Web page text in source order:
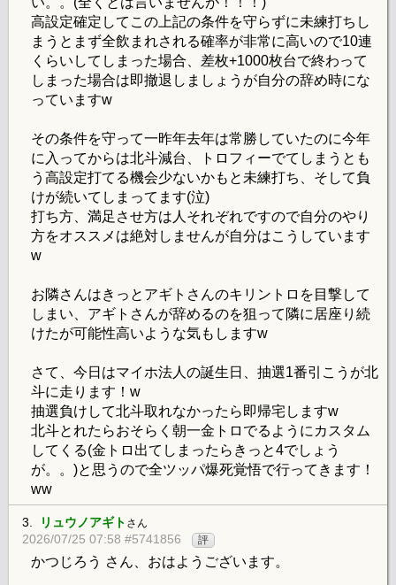
高設定確定してこの上記の条件を守らずに未練打ちし
まうとまず全飲まれされる確率が非常に高いので10連
くらいしてしまった場合、差枚+1000枚台で終わって
しまった場合は即撤退しましょうが自分の辞め時にな
っていますw
その条件を守って一昨年去年は常勝していたのに今年
に入ってからは北斗減台、トロフィーでてしまうとも
う高設定打てる機会少ないかもと未練打ち、そして負
けが続いてしまってます(泣)
打ち方、満足させ方は人それぞれですので自分のやり
方をオススメは絶対しませんが自分はこうしています
w
お隣さんはきっとアギトさんのキリントロを目撃して
しまい、アギトさんが辞めるのを狙って隣に居座り続
けたが可能性高いような気もしますw
さて、今日はマイホ法人の誕生日、抽選1番引こうが北
斗に走ります！w
抽選負けして北斗取れなかったら即帰宅しますw
北斗とれたらおそらく朝一金トロでるようにカスタム
してくる(金トロ出てしまったらきっと4でしょう
が。。)と思うので全ツッパ爆死覚悟で行ってきます！
ww
3. リュウノアギト さん
2026/07/25 07:58 #5741856 評
かつじろう さん、おはようございます。